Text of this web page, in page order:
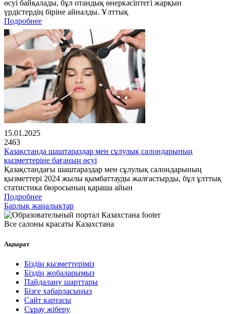
өсуі байқалады, бұл отандық өнеркәсіптегі жарқын
үрдістердің біріне айналды. Ұлттық
Подробнее
15.01.2025
2463
Қазақстанда шаштараздар мен сұлулық салондарының
қызметтеріне бағаның өсуі
Қазақстандағы шаштараздар мен сұлулық салондарының
қызметтері 2024 жылы қымбаттауды жалғастырды, бұл ұлттық
статистика бюросының қараша айын
Подробнее
Барлық жаңалықтар
Все салоны красаты Казахстана
Ақпарат
Біздің қызметтеріміз
Біздің жобаларымыз
Пайдалану шарттары
Бізге хабарласыңыз
Сайт картасы
Сұрау жіберу